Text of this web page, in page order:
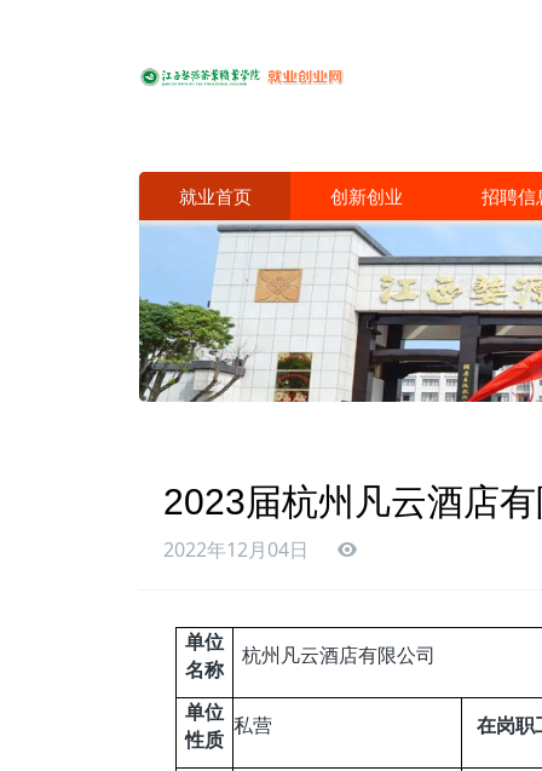
就业首页 创新创业 招聘信
2023届杭州凡云酒店
2022年12月04日
单位
名称
杭州凡云酒店有限公司
单位
性质
私营 在岗职